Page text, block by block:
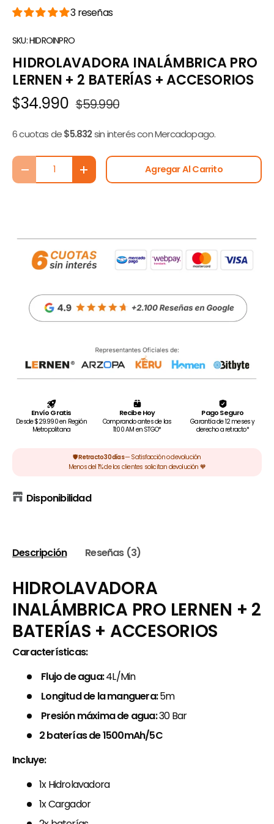
3 reseñas
SKU:HIDROINPRO
HIDROLAVADORA INALÁMBRICA PRO
LERNEN + 2 BATERÍAS + ACCESORIOS
$34.990 $59.990
6 cuotas de$5.832sin interés con Mercadopago.
Cant.
-
+ Agregar Al Carrito
Disponibilidad
Descripción Reseñas (3)
HIDROLAVADORA
INALÁMBRICA PRO LERNEN + 2
BATERÍAS + ACCESORIOS
Características:
Flujo de agua:4L/Min
Longitud de la manguera:5m
Presión máxima de agua:30 Bar
2 baterías de 1500mAh/5C
Incluye:
1x Hidrolavadora
1x Cargador